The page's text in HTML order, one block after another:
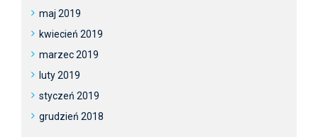
maj 2019
kwiecień 2019
marzec 2019
luty 2019
styczeń 2019
grudzień 2018